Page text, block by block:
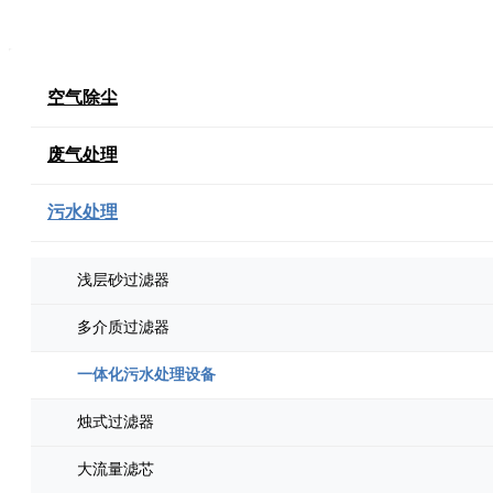
空气除尘
废气处理
污水处理
浅层砂过滤器
多介质过滤器
一体化污水处理设备
烛式过滤器
大流量滤芯